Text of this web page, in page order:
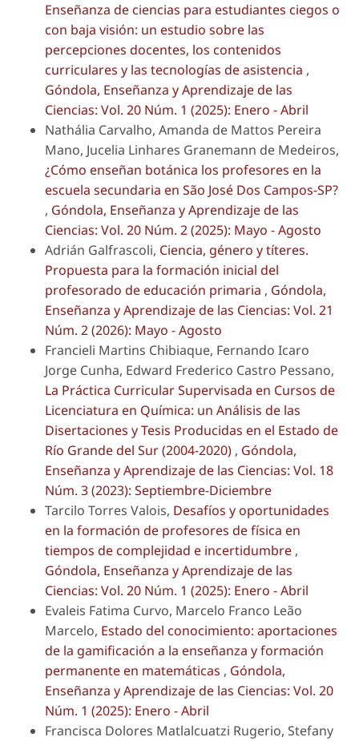
Enseñanza de ciencias para estudiantes ciegos o
con baja visión: un estudio sobre las
percepciones docentes, los contenidos
curriculares y las tecnologías de asistencia ,
Góndola, Enseñanza y Aprendizaje de las
Ciencias: Vol. 20 Núm. 1 (2025): Enero - Abril
Nathália Carvalho, Amanda de Mattos Pereira
Mano, Jucelia Linhares Granemann de Medeiros,
¿Cómo enseñan botánica los profesores en la
escuela secundaria en São José Dos Campos-SP?
, Góndola, Enseñanza y Aprendizaje de las
Ciencias: Vol. 20 Núm. 2 (2025): Mayo - Agosto
Adrián Galfrascoli, Ciencia, género y títeres.
Propuesta para la formación inicial del
profesorado de educación primaria , Góndola,
Enseñanza y Aprendizaje de las Ciencias: Vol. 21
Núm. 2 (2026): Mayo - Agosto
Francieli Martins Chibiaque, Fernando Icaro
Jorge Cunha, Edward Frederico Castro Pessano,
La Práctica Curricular Supervisada en Cursos de
Licenciatura en Química: un Análisis de las
Disertaciones y Tesis Producidas en el Estado de
Río Grande del Sur (2004-2020) , Góndola,
Enseñanza y Aprendizaje de las Ciencias: Vol. 18
Núm. 3 (2023): Septiembre-Diciembre
Tarcilo Torres Valois, Desafíos y oportunidades
en la formación de profesores de física en
tiempos de complejidad e incertidumbre ,
Góndola, Enseñanza y Aprendizaje de las
Ciencias: Vol. 20 Núm. 1 (2025): Enero - Abril
Evaleis Fatima Curvo, Marcelo Franco Leão
Marcelo, Estado del conocimiento: aportaciones
de la gamificación a la enseñanza y formación
permanente en matemáticas , Góndola,
Enseñanza y Aprendizaje de las Ciencias: Vol. 20
Núm. 1 (2025): Enero - Abril
Francisca Dolores Matlalcuatzi Rugerio, Stefany